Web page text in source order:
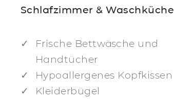
Schlafzimmer & Waschküche
Frische Bettwäsche und
Handtücher
Hypoallergenes Kopfkissen
Kleiderbügel